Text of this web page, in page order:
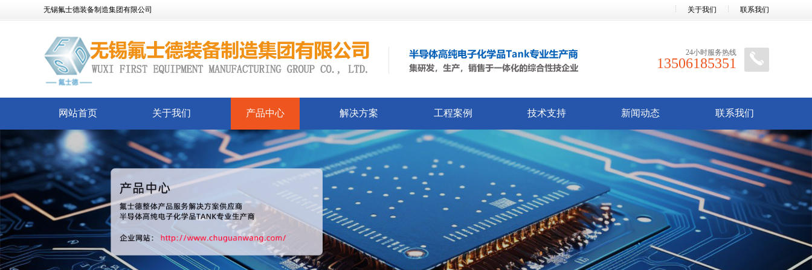
关于我们 联系我们
无锡氟士德装备制造集团有限公司
24小时服务热线
13506185351
网站首页 关于我们 产品中心 解决方案 工程案例 技术支持 新闻动态 联系我们